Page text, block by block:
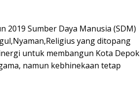
2019 Sumber Daya Manusia (SDM)
yang ditopang
untuk membangun Kota Depok
namun kebhinekaan tetap